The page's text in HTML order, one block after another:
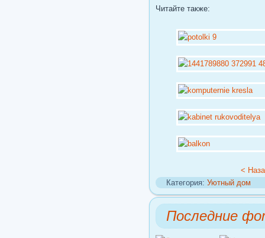
Читайте также:
<
Категория: Уютный дом
Последние